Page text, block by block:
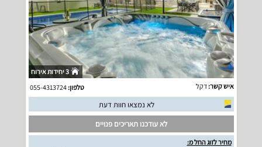
3 יחידות אירוח
איש קשר:דקל טלפון:055-4313724
לא נמצאו חוות דעת
לא עודכנו תאריכים פנויים
מחיר לזוג החל מ: